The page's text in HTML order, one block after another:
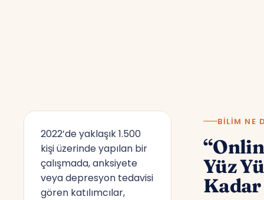
2022’de yaklaşık 1.500
kişi üzerinde yapılan bir
çalışmada, anksiyete
veya depresyon tedavisi
gören katılımcılar,
BILIM NE
Yüz